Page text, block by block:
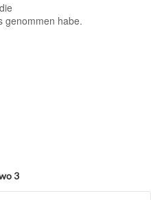
genommen habe.
3